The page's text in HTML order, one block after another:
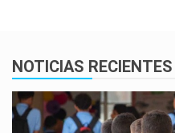
NOTICIAS RECIENTES